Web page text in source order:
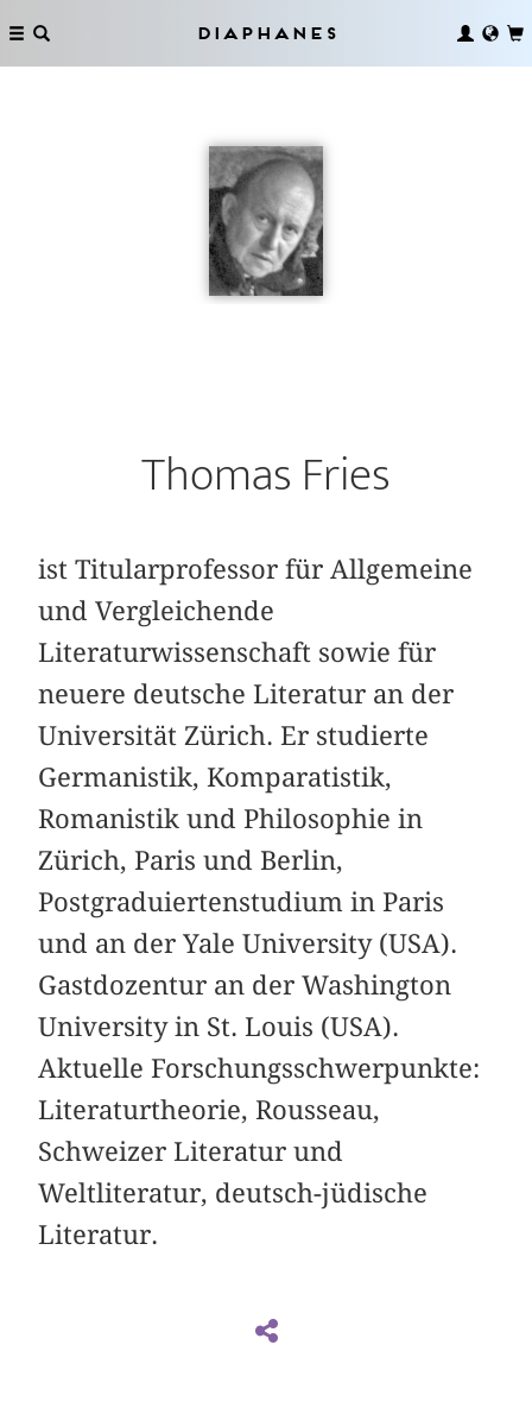
Diaphanes
Thomas Fries
ist Titularprofessor für Allgemeine
und Vergleichende
Literaturwissenschaft sowie für
neuere deutsche Literatur an der
Universität Zürich. Er studierte
Germanistik, Komparatistik,
Romanistik und Philosophie in
Zürich, Paris und Berlin,
Postgraduiertenstudium in Paris
und an der Yale University (USA).
Gastdozentur an der Washington
University in St. Louis (USA).
Aktuelle Forschungsschwerpunkte:
Literaturtheorie, Rousseau,
Schweizer Literatur und
Weltliteratur, deutsch-jüdische
Literatur.